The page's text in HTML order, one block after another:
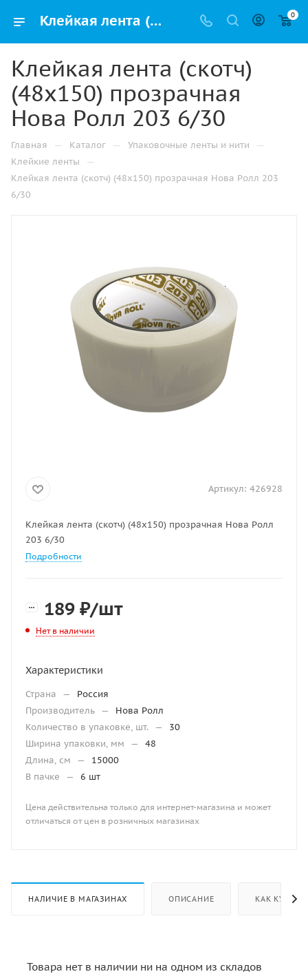
Клейкая лента (скотч) (48х150) прозрачная Нова Ролл 203 6/30 купить в Челябинске с доставкой оптом и в розницу 0
Клейкая лента (скотч)
(48х150) прозрачная
Нова Ролл 203 6/30
Главная — Каталог — Упаковочные ленты и нити —
Клейкие ленты —
Клейкая лента (скотч) (48х150) прозрачная Нова Ролл 203
6/30
Артикул: 426928
Клейкая лента (скотч) (48х150) прозрачная Нова Ролл
203 6/30
Подробности
189 ₽/шт
Нет в наличии
Характеристики
Страна —
Россия
Производитель —
Нова Ролл
Количество в упаковке, шт.
—
30
Ширина упаковки, мм
—
48
Длина, см
—
15000
В пачке
— 6 шт
Цена действительна только для интернет-магазина и может
отличаться от цен в розничных магазинах
НАЛИЧИЕ В МАГАЗИНАХ ОПИСАНИЕ КАК КУПИТЬ
Товара нет в наличии ни на одном из складов